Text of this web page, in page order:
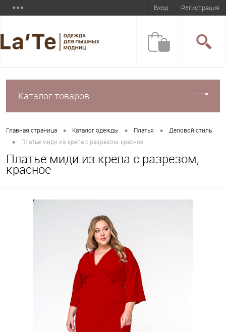
Вход Регистрация
Каталог товаров
Главная страница • Каталог одежды • Платья • Деловой стиль
• Платье миди из крепа с разрезом, красное
Платье миди из крепа с разрезом,
красное